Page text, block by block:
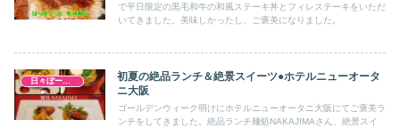
で平日限定の黒毛和牛の和風ステーキ丼とフィレステーキをいただ
いてきました。美味しかったし、ご褒美になりました。
日々ぼーのぼーの
初夏の絶品ランチ＆絶景スイーツ●ホテルニューオータ
ニ大阪
ゴールデンウィーク明けにホテルニューオータニ大阪にてご褒美ラ
ンチをしてきました。絶品ランチ麺処NAKAJIMAさん、絶景スイ